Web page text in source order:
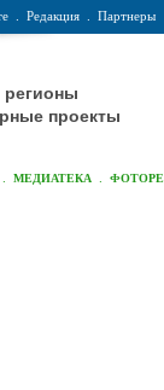
Редакция Партнеры
проекты
МЕДИАТЕКА